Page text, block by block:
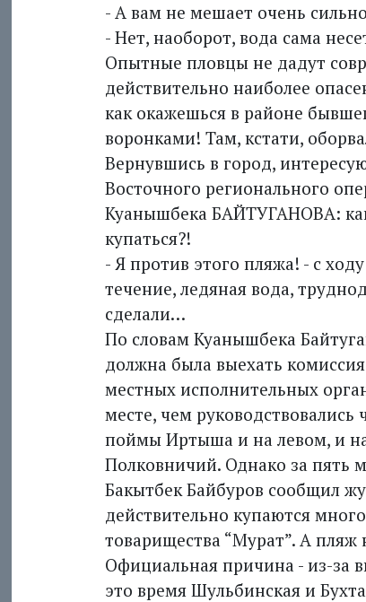
- А вам не мешает очень
- Нет, наоборот, вода сама
Опытные пловцы не дадут
действительно наиболее
как окажешься в районе
воронками! Там, кстати,
Вернувшись в город,
Восточного регионального
Куанышбека БАЙТУГАНОВА:
купаться?!
- Я против этого пляжа! - с
течение, ледяная вода,
сделали…
По словам Куанышбека
должна была выехать
местных исполнительных
месте, чем руководствовались
поймы Иртыша и на левом, и
Полковничий. Однако за пять
Бакытбек Байбуров сообщил
действительно купаются
товарищества “Мурат”. А
Официальная причина - из-за
это время Шульбинская и